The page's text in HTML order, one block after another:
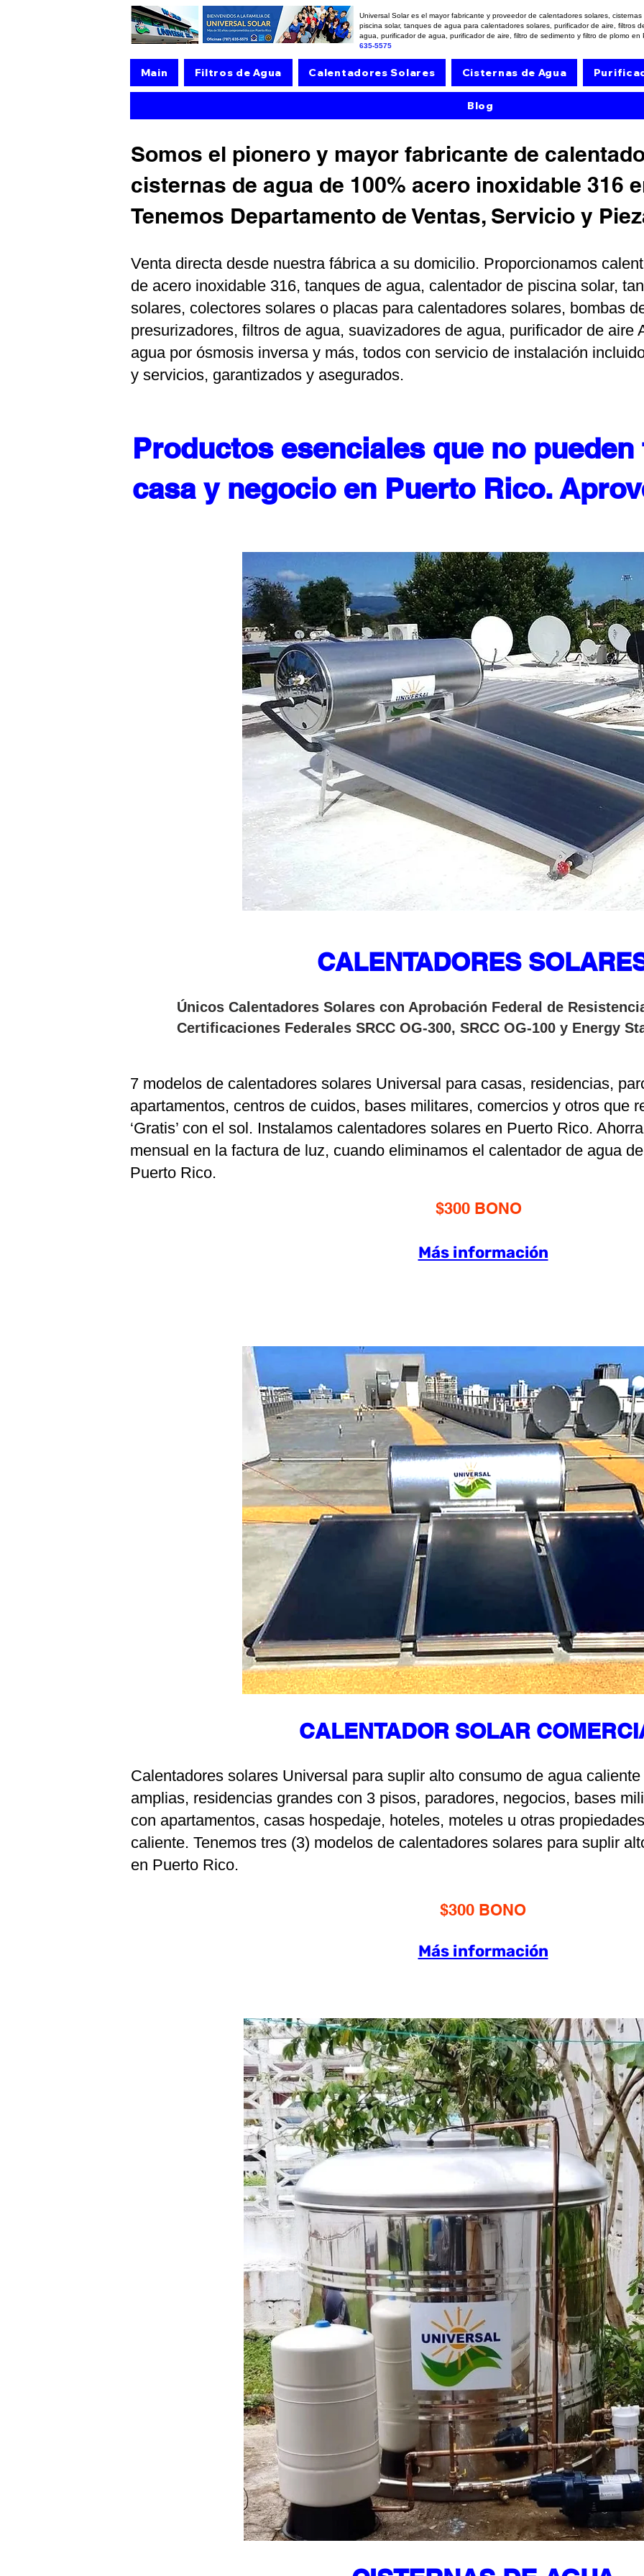
Universal Solar es el mayor fabricante y proveedor de calentadores solares,
piscina solar, tanques de agua para calentadores solares, purificador de aire, filtros
agua, purificador de agua, purificador de aire, filtro de sedimento y filtro de plomo en
635-5575
Main Filtros de Agua Calentadores Solares Cisternas de Agua
Blog
Somos el pionero y mayor fabricante de
cisternas de agua de 100% acero inoxidable 316
Tenemos Departamento de Ventas, Servicio y
Venta directa desde nuestra fábrica a su domicilio. Proporcionamos
de acero inoxidable 316, tanques de agua, calentador de piscina solar,
solares, colectores solares o placas para calentadores solares, bombas
presurizadores, filtros de agua, suavizadores de agua, purificador de aire
agua por ósmosis inversa y más, todos con servicio de instalación
y servicios, garantizados y asegurados.
Productos esenciales que no
casa y negocio en Puerto Rico.
CALENTADORES
Únicos Calentadores Solares con Aprobación Federal de
Certificaciones Federales SRCC OG-300, SRCC OG-100 y Energy
7 modelos de calentadores solares Universal para casas, residencias,
apartamentos, centros de cuidos, bases militares, comercios y otros que
‘Gratis’ con el sol. Instalamos calentadores solares en Puerto Rico.
mensual en la factura de luz, cuando eliminamos el calentador de agua
Puerto Rico.
$300 BONO
Más información
CALENTADOR SOLAR
Calentadores solares Universal para suplir alto consumo de agua
amplias, residencias grandes con 3 pisos, paradores, negocios, bases
con apartamentos, casas hospedaje, hoteles, moteles u otras
caliente. Tenemos tres (3) modelos de calentadores solares para suplir
en Puerto Rico.
$300 BONO
Más información